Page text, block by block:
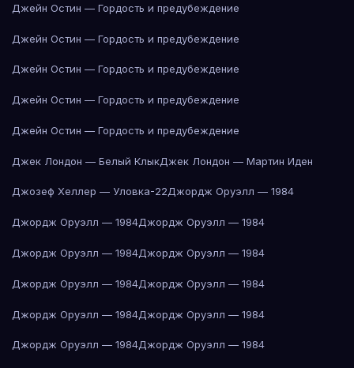
Джейн Остин — Гордость и предубеждение
Джейн Остин — Гордость и предубеждение
Джейн Остин — Гордость и предубеждение
Джейн Остин — Гордость и предубеждение
Джейн Остин — Гордость и предубеждение
Джек Лондон — Белый КлыкДжек Лондон — Мартин Иден
Джозеф Хеллер — Уловка-22Джордж Оруэлл — 1984
Джордж Оруэлл — 1984Джордж Оруэлл — 1984
Джордж Оруэлл — 1984Джордж Оруэлл — 1984
Джордж Оруэлл — 1984Джордж Оруэлл — 1984
Джордж Оруэлл — 1984Джордж Оруэлл — 1984
Джордж Оруэлл — 1984Джордж Оруэлл — 1984